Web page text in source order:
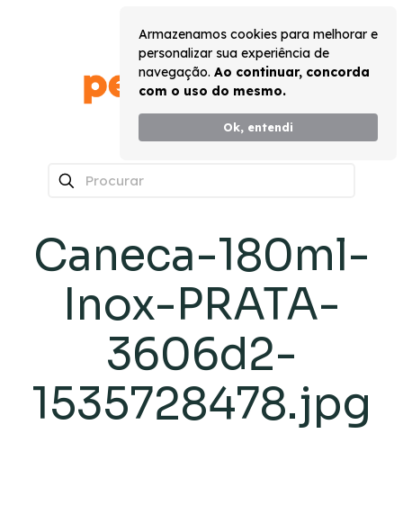
Armazenamos cookies para melhorar e
personalizar sua experiência de
navegação. Ao continuar, concorda
com o uso do mesmo.
Ok, entendi
Caneca-180ml-
Inox-PRATA-
3606d2-
1535728478.jpg